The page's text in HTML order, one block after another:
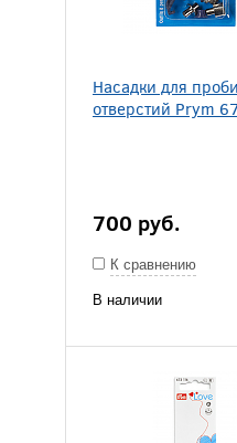
Насадки для
отверстий Prym
700 руб.
К сравнению
В наличии